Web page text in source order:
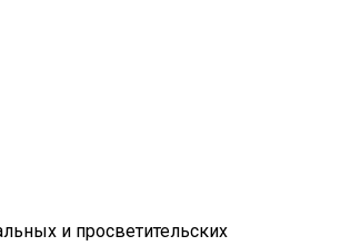
и просветительских